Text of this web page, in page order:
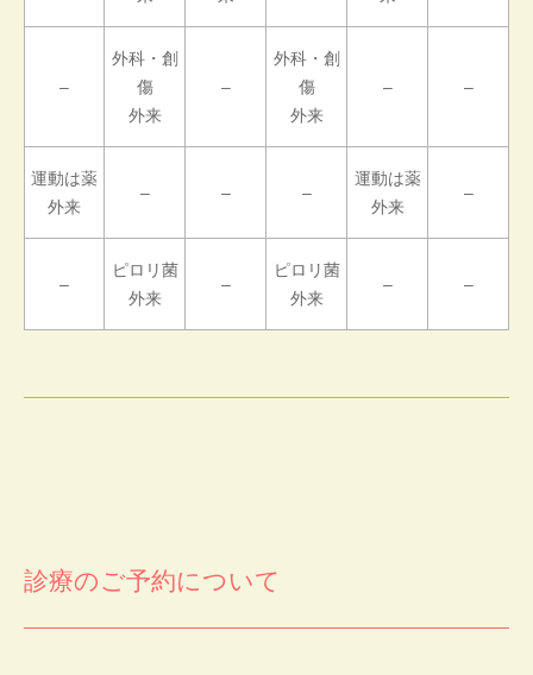
–
外科・創
傷
外来
–
外科・創
傷
外来
– –
運動は薬
外来
– – –
運動は薬
外来
–
–
ピロリ菌
外来
–
ピロリ菌
外来
– –
診療のご予約について